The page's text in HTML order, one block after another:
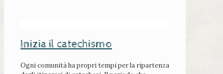
Inizia il catechismo
Ogni comunità ha propri tempi per la ripartenza